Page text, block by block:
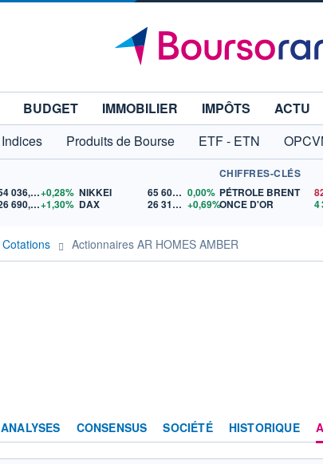
BUDGET IMMOBILIER IMPÔTS ACTU
Indices Produits de Bourse ETF - ETN
54 036,93+0,28%
26 690,62+1,30%
NIKKEI 65 606,71 0,00%
DAX
26 319,45 +0,69%
CHIFFRES-CLÉS
PÉTROLE BRENT
ONCE D'OR
Cotations Actionnaires AR HOMES AMBER
ANALYSES CONSENSUS SOCIÉTÉ HISTORIQUE